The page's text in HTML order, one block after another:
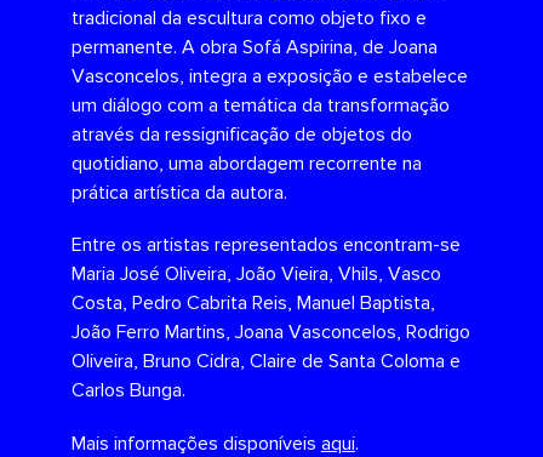
tradicional da escultura como objeto fixo e
permanente. A obra Sofá Aspirina, de Joana
Vasconcelos, integra a exposição e estabelece
um diálogo com a temática da transformação
através da ressignificação de objetos do
quotidiano, uma abordagem recorrente na
prática artística da autora.
Entre os artistas representados encontram-se
Maria José Oliveira, João Vieira, Vhils, Vasco
Costa, Pedro Cabrita Reis, Manuel Baptista,
João Ferro Martins, Joana Vasconcelos, Rodrigo
Oliveira, Bruno Cidra, Claire de Santa Coloma e
Carlos Bunga.
Mais informações disponíveis aqui.